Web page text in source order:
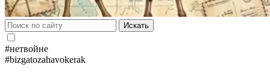
Искать
#нетвойне
#bizgatozahavokerak